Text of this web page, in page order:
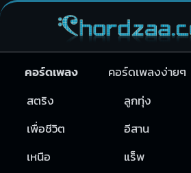
คอร์ดเพลง คอร์ดเพลงง่ายๆ
สตริง
ลูกทุ่ง
เพื่อชีวิต
อีสาน
เหนือ
แร็พ